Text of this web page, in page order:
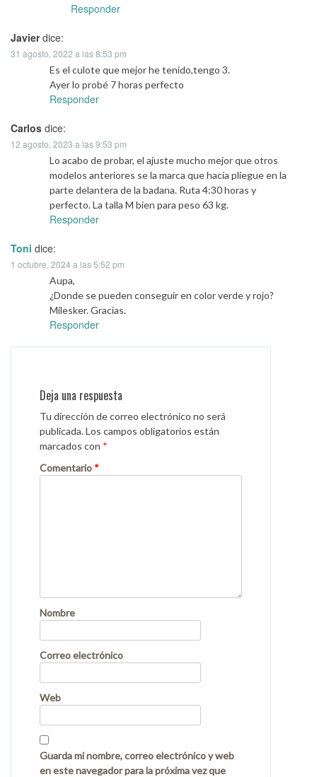
Responder
Javier dice:
31 agosto, 2022 a las 8:53 pm
Es el culote que mejor he tenido,tengo 3.
Ayer lo probé 7 horas perfecto
Responder
Carlos dice:
12 agosto, 2023 a las 9:53 pm
Lo acabo de probar, el ajuste mucho mejor que otros
modelos anteriores se la marca que hacía pliegue en la
parte delantera de la badana. Ruta 4:30 horas y
perfecto. La talla M bien para peso 63 kg.
Responder
Toni dice:
1 octubre, 2024 a las 5:52 pm
Aupa,
¿Donde se pueden conseguir en color verde y rojo?
Milesker. Gracias.
Responder
Deja una respuesta
Tu dirección de correo electrónico no será
publicada.Los campos obligatorios están
marcados con *
Comentario *
Nombre
Correo electrónico
Web
Guarda mi nombre, correo electrónico y web
en este navegador para la próxima vez que